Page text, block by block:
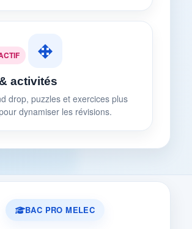
activités
drop, puzzles et exercices plus
dynamiser les révisions.
BAC PRO MELEC